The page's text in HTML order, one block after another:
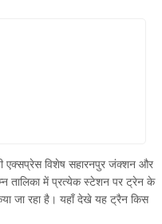
एक्सप्रेस विशेष सहारनपुर जंक्शन और
तालिका में प्रत्येक स्टेशन पर ट्रेन के
जा रहा है। यहाँ देखे यह ट्रैन किस